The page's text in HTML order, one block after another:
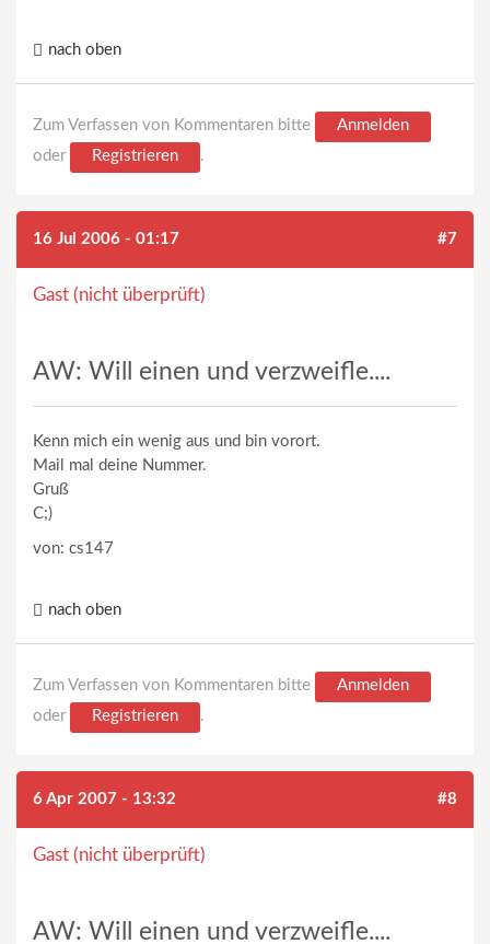
nach oben
Zum Verfassen von Kommentaren bitte
Anmelden
oder
Registrieren .
16 Jul 2006 - 01:17 #7
Gast (nicht überprüft)
AW: Will einen und verzweifle....
Kenn mich ein wenig aus und bin vorort.
Mail mal deine Nummer.
Gruß
C;)
von: cs147
nach oben
Zum Verfassen von Kommentaren bitte
Anmelden
oder
Registrieren .
6 Apr 2007 - 13:32 #8
Gast (nicht überprüft)
AW: Will einen und verzweifle....